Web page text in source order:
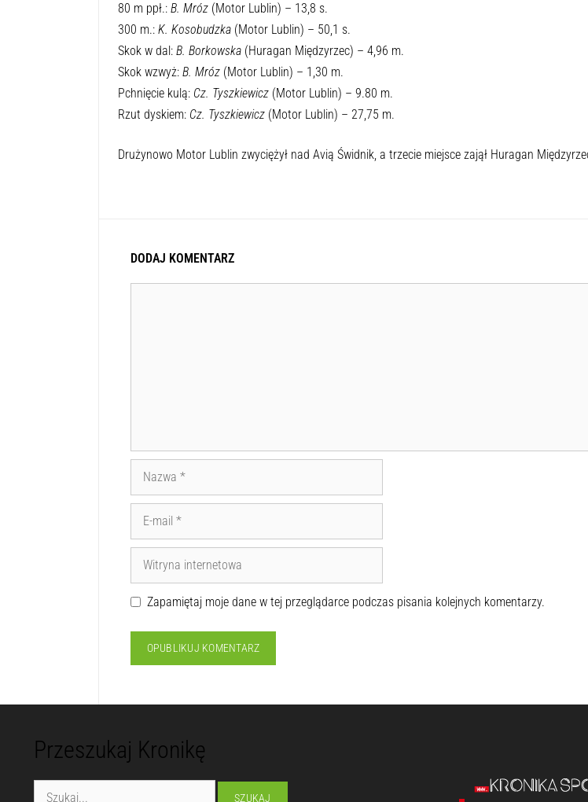
80 m ppł.:B. Mróz(Motor Lublin) – 13,8 s.
300 m.: K. Kosobudzka(Motor Lublin) – 50,1 s.
Skok w dal: B. Borkowska(Huragan Międzyrzec) – 4,96 m.
Skok wzwyż: B. Mróz(Motor Lublin) – 1,30 m.
Pchnięcie kulą: Cz. Tyszkiewicz(Motor Lublin) – 9.80 m.
Rzut dyskiem: Cz. Tyszkiewicz(Motor Lublin) – 27,75 m.
Drużynowo Motor Lublin zwyciężył nad Avią Świdnik, a trzecie miejsce zajął Huragan
DODAJ KOMENTARZ
Zapamiętaj moje dane w tej przeglądarce podczas pisania kolejnych komentarzy.
Przeszukaj Kronikę